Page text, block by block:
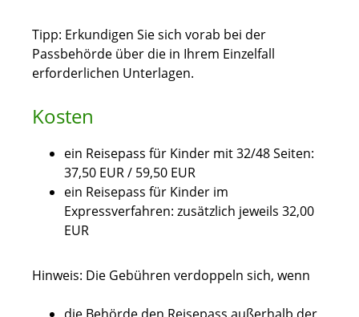
Tipp: Erkundigen Sie sich vorab bei der
Passbehörde über die in Ihrem Einzelfall
erforderlichen Unterlagen.
Kosten
ein Reisepass für Kinder mit 32/48 Seiten:
37,50 EUR / 59,50 EUR
ein Reisepass für Kinder im
Expressverfahren: zusätzlich jeweils 32,00
EUR
Hinweis: Die Gebühren verdoppeln sich, wenn